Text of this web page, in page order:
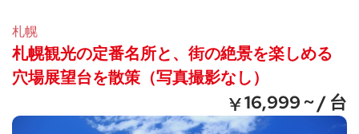
札幌
札幌観光の定番名所と、街の絶景を楽しめる
穴場展望台を散策（写真撮影なし）
16,999 ~ / 台